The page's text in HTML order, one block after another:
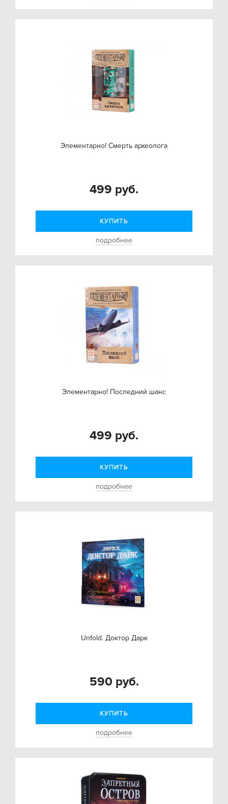
Элементарно! Смерть археолога
499 руб.
КУПИТЬ
подробнее
Элементарно! Последний шанс
499 руб.
КУПИТЬ
подробнее
Unfold. Доктор Дарк
590 руб.
КУПИТЬ
подробнее